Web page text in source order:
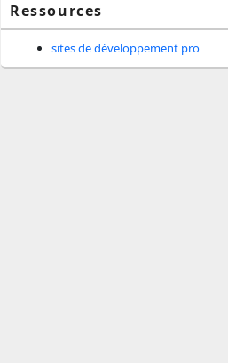
Ressources
sites de développement pro